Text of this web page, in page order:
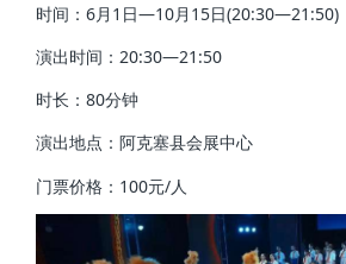
时间：6月1日—10月15日(20:30—21:50)
演出时间：20:30—21:50
时长：80分钟
演出地点：阿克塞县会展中心
门票价格：100元/人